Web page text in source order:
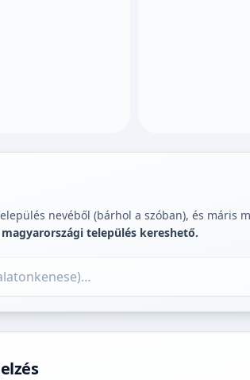
nevéből (bárhol a szóban), és máris
magyarországi település kereshető.